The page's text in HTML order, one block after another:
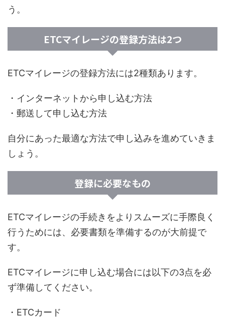
う。
ETCマイレージの登録方法は2つ
ETCマイレージの登録方法には2種類あります。
・インターネットから申し込む方法
・郵送して申し込む方法
自分にあった最適な方法で申し込みを進めていきま
しょう。
登録に必要なもの
ETCマイレージの手続きをよりスムーズに手際良く
行うためには、必要書類を準備するのが大前提で
す。
ETCマイレージに申し込む場合には以下の3点を必
ず準備してください。
・ETCカード